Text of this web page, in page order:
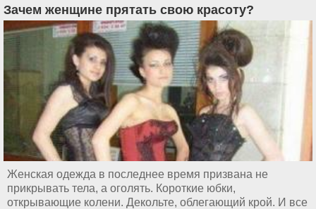
Зачем женщине прятать свою красоту?
Женская одежда в последнее время призвана не
прикрывать тела, а оголять. Короткие юбки,
открывающие колени. Декольте, облегающий крой. И все